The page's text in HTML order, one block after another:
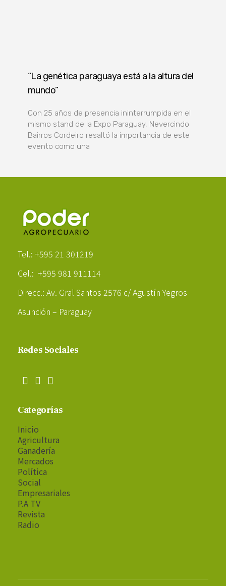
“La genética paraguaya está a la altura del
mundo”
Con 25 años de presencia ininterrumpida en el
mismo stand de la Expo Paraguay, Nevercindo
Bairros Cordeiro resaltó la importancia de este
evento como una
Tel.: +595 21 301219
Cel.: +595 981 911114
Direcc.: Av. Gral Santos 2576 c/ Agustín Yegros
Asunción – Paraguay
Redes Sociales
Categorías
Inicio
Agricultura
Ganadería
Mercados
Política
Social
Empresariales
P.A TV
Revista
Radio